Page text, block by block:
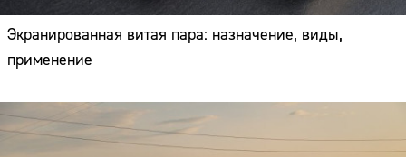
Экранированная витая пара: назначение, виды,
применение